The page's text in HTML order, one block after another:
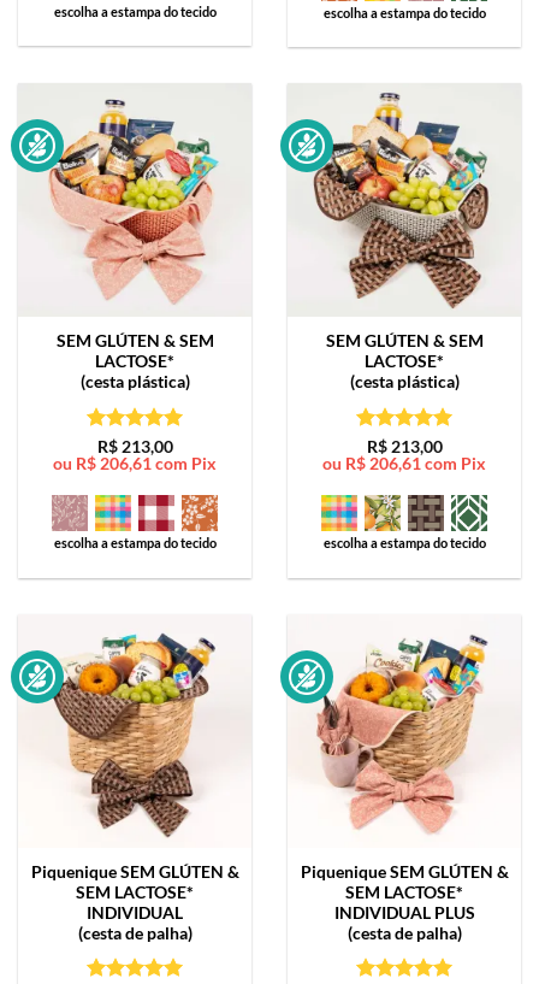
escolha a estampa do tecido escolha a estampa do tecido
SEM GLÚTEN & SEM
LACTOSE*
(cesta plástica)
Avaliação5
de 5
R$213,00
ou R$ 206,61 com Pix
escolha a estampa do tecido
SEM GLÚTEN & SEM
LACTOSE*
(cesta plástica)
Avaliação5
de 5
R$213,00
ou R$ 206,61 com Pix
escolha a estampa do tecido
Piquenique SEM GLÚTEN &
SEM LACTOSE*
INDIVIDUAL
(cesta de palha)
Piquenique SEM GLÚTEN &
SEM LACTOSE*
INDIVIDUAL PLUS
(cesta de palha)